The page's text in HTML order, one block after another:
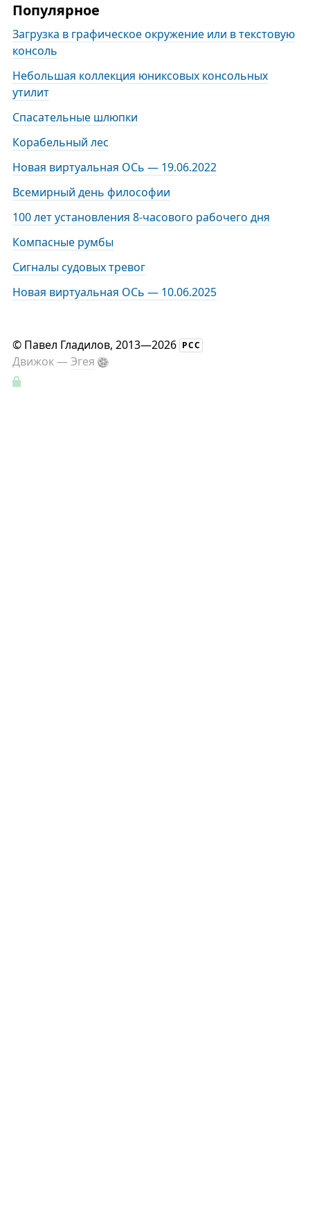
Популярное
Загрузка в графическое окружение или в текстовую
консоль
Небольшая коллекция юниксовых консольных
утилит
Спасательные шлюпки
Корабельный лес
Новая виртуальная ОСь — 19.06.2022
Всемирный день философии
100 лет установления 8-часового рабочего дня
Компасные румбы
Сигналы судовых тревог
Новая виртуальная ОСь — 10.06.2025
© Павел Гладилов, 2013—2026 РСС
Движок —Эгея